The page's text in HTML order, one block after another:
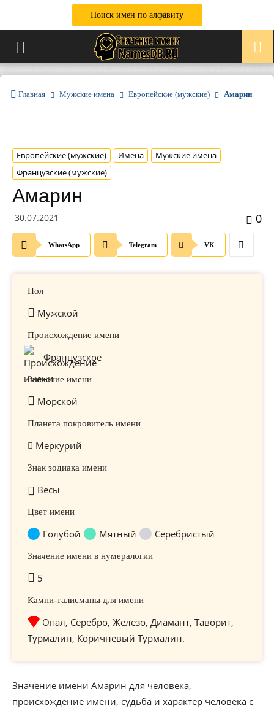
Поиск имен по алфавиту
Главная Мужские имена Европейские (мужские) Амарин
Европейские (мужские) Имена
Мужские имена
Французские (мужские)
Амарин
30.07.2021 0
WhatsApp Telegram VK
Пол
Мужской
Происхождение имени
Французское
Значение имени
Морской
Планета покровитель имени
Меркурий
Знак зодиака имени
Весы
Цвет имени
Голубой Мятный Серебристый
Значение имени в нумералогии
5
Камни-талисманы для имени
Опал, Серебро, Железо, Диамант, Таворит,
Турмалин, Коричневый Турмалин.
Значение имени Амарин для человека,
происхождение имени, судьба и характер человека с